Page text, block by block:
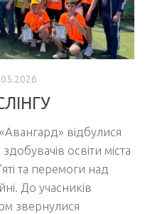
відбулися
освіти міста
та перемоги над
До учасників
звернулися